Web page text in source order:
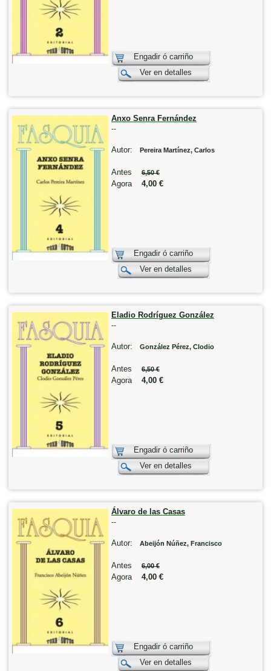
Engadir ó carriño
Ver en detalles
Anxo Senra Fernández
--
Autor: Pereira Martínez, Carlos
Antes 6,50 €
Agora 4,00 €
Engadir ó carriño
Ver en detalles
Eladio Rodríguez González
--
Autor: González Pérez, Clodio
Antes 6,50 €
Agora 4,00 €
Engadir ó carriño
Ver en detalles
Álvaro de las Casas
--
Autor: Abeijón Núñez, Francisco
Antes 6,00 €
Agora 4,00 €
Engadir ó carriño
Ver en detalles